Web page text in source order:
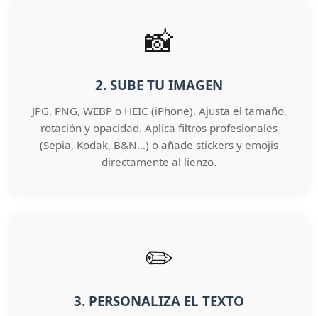
📸
2. SUBE TU IMAGEN
JPG, PNG, WEBP o HEIC (iPhone). Ajusta el tamaño,
rotación y opacidad. Aplica filtros profesionales
(Sepia, Kodak, B&N…) o añade stickers y emojis
directamente al lienzo.
✏️
3. PERSONALIZA EL TEXTO